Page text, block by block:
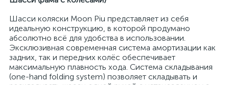
Шасси коляски Moon Piu представляет из себя
идеальную конструкцию, в которой продумано
абсолютно всё для удобства в использовании.
Эксклюзивная современная система амортизации как
задних, так и передних колёс обеспечивает
максимальную плавность хода. Система складывания
(one-hand folding system) позволяет складывать и